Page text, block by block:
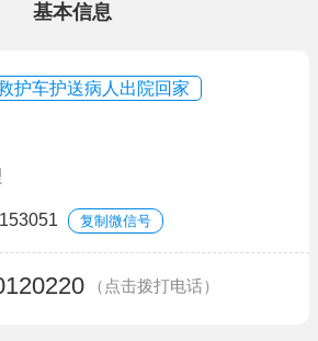
基本信息
护车护送病人出院回家
复制微信号
（点击拨打电话）